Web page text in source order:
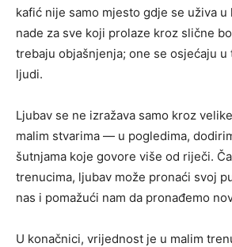
kafić nije samo mjesto gdje se uživa u
nade za sve koji prolaze kroz slične
trebaju objašnjenja; one se osjećaju
ljudi.
Ljubav se ne izražava samo kroz
malim stvarima — u pogledima,
šutnjama koje govore više od riječi.
trenucima, ljubav može pronaći svoj
nas i pomažući nam da pronađemo
U konačnici, vrijednost je u malim